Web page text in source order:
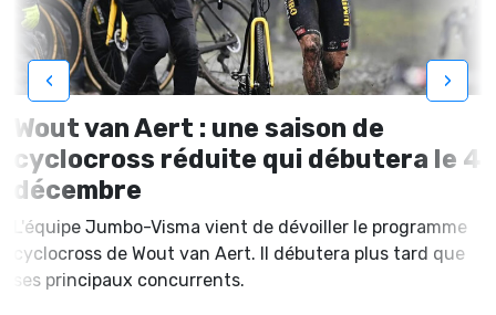
Wout van Aert : une saison de
cyclocross réduite qui débutera le 4
décembre
L'équipe Jumbo-Visma vient de dévoiller le programme
cyclocross de Wout van Aert. Il débutera plus tard que
ses principaux concurrents.
‹ ›